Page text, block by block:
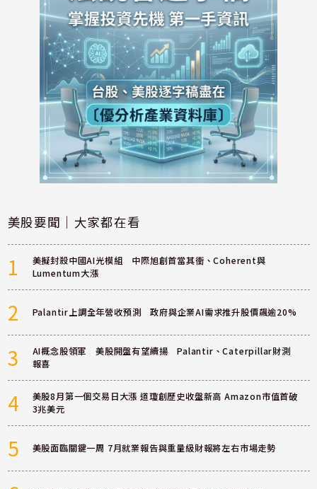
美股要聞｜大家都在看
1
美擬封殺中國AI光模組 中際旭創首當其衝、Coherent與
Lumentum大漲
2 Palantir上調全年營收預測 政府與企業AI需求推升股價飆逾20%
3
AI概念股領軍 美股開盤有望續揚 Palantir、Caterpillar財測
報喜
4
美股8月第一個交易日大漲 道瓊創歷史收盤新高 Amazon市值首破
3兆美元
5 美股面臨關鍵一周 7月就業報告與重量級財報將左右市場走勢